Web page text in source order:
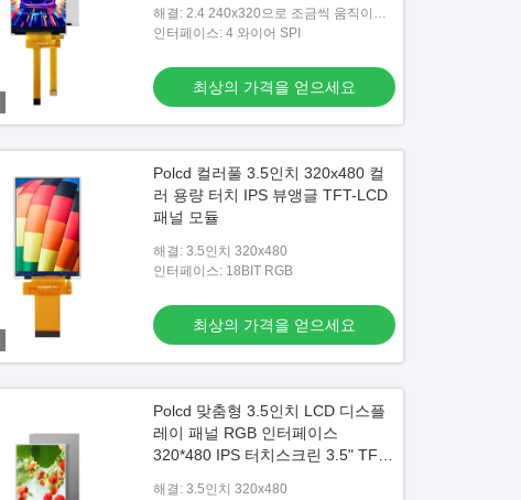
해결: 2.4 240x320으로 조금씩 움직이세
요
인터페이스: 4 와이어 SPI
최상의 가격을 얻으세요
Polcd 컬러풀 3.5인치 320x480 컬
러 용량 터치 IPS 뷰앵글 TFT-LCD
패널 모듈
해결: 3.5인치 320x480
인터페이스: 18BIT RGB
최상의 가격을 얻으세요
Polcd 맞춤형 3.5인치 LCD 디스플
레이 패널 RGB 인터페이스
320*480 IPS 터치스크린 3.5" TFT
해결: 3.5인치 320x480